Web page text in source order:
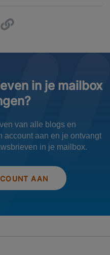
in je mailbox
van alle blogs en
account aan en je ontvangt
in je mailbox.
AAN